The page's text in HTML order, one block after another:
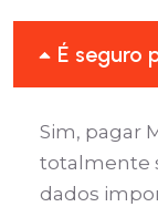
É seguro
Sim, pagar
totalmente
dados